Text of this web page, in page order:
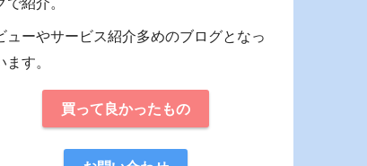
で紹介。
ューやサービス紹介多めのブログとなっ
ます。
買って良かったもの